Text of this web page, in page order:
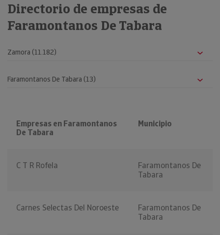
Directorio de empresas de
Faramontanos De Tabara
Empresas en Faramontanos
De Tabara
Municipio
C T R Rofela
Faramontanos De
Tabara
Carnes Selectas Del Noroeste
Faramontanos De
Tabara